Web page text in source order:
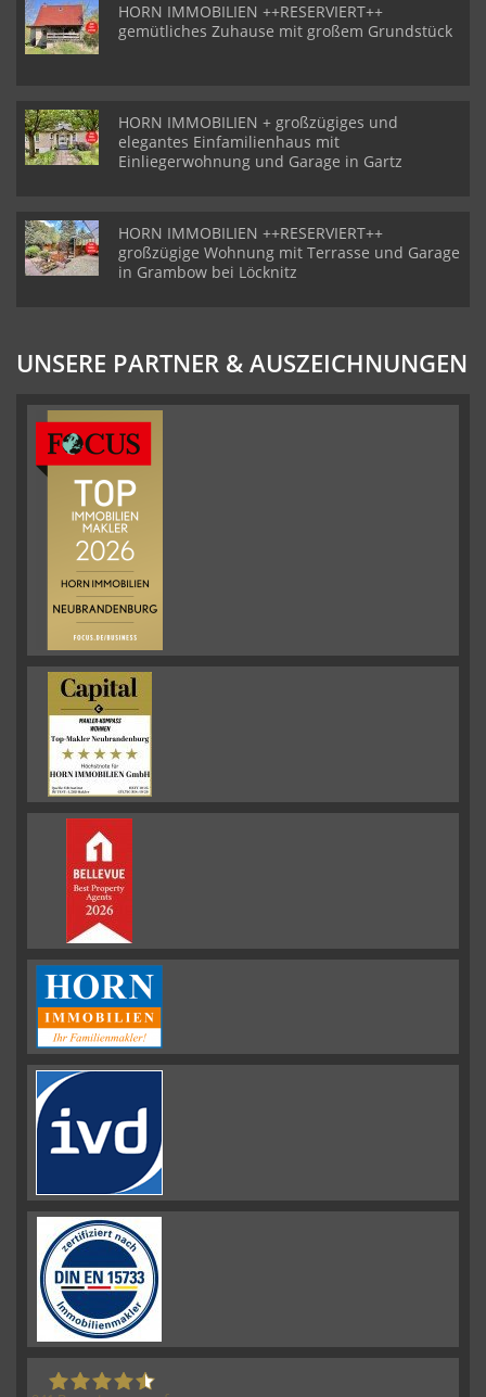
HORN IMMOBILIEN ++RESERVIERT++
gemütliches Zuhause mit großem Grundstück
HORN IMMOBILIEN + großzügiges und
elegantes Einfamilienhaus mit
Einliegerwohnung und Garage in Gartz
HORN IMMOBILIEN ++RESERVIERT++
großzügige Wohnung mit Terrasse und Garage
in Grambow bei Löcknitz
UNSERE PARTNER & AUSZEICHNUNGEN